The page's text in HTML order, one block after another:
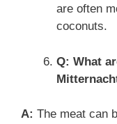
are often
coconuts.
Q: What
A: The meat can